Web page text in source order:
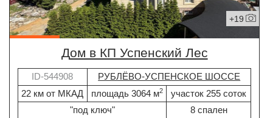
+19
дом в КП Успенский Лес
ID-544908
РУБЛЁВО-УСПЕНСКОЕ ШОССЕ
22 км от МКАД
площадь 3064 м2
участок 255 соток
"под ключ"
8 спален